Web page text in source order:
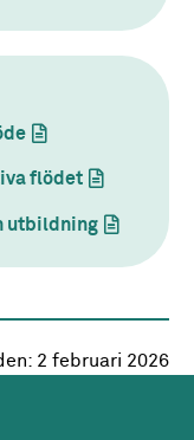
(dokument)
flödet(dokument)
utbildning
2 februari 2026